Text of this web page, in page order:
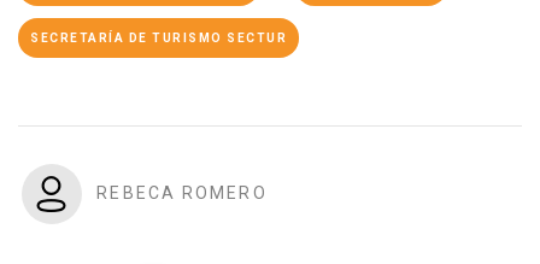
SECRETARÍA DE TURISMO SECTUR
REBECA ROMERO